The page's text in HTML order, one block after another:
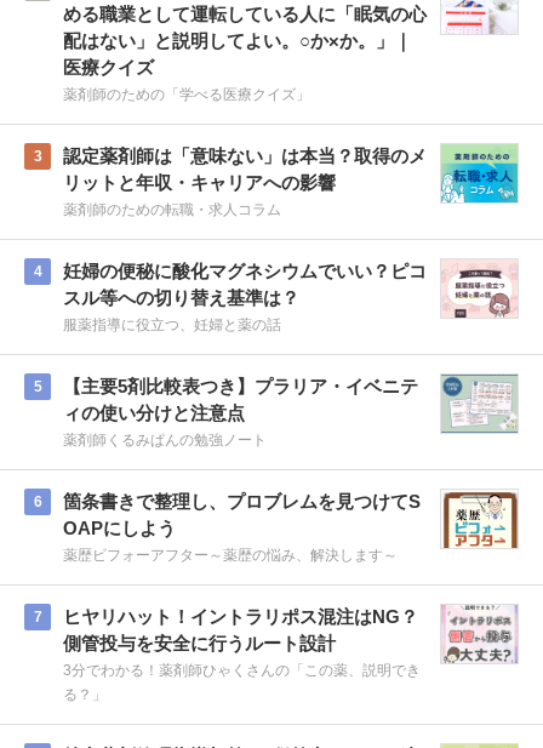
める職業として運転している人に「眠気の心
配はない」と説明してよい。○か×か。」｜
医療クイズ
薬剤師のための「学べる医療クイズ」
3
認定薬剤師は「意味ない」は本当？取得のメ
リットと年収・キャリアへの影響
薬剤師のための転職・求人コラム
4
妊婦の便秘に酸化マグネシウムでいい？ピコ
スル等への切り替え基準は？
服薬指導に役立つ、妊婦と薬の話
5
【主要5剤比較表つき】プラリア・イベニテ
ィの使い分けと注意点
薬剤師くるみぱんの勉強ノート
6
箇条書きで整理し、プロブレムを見つけてS
OAPにしよう
薬歴ビフォーアフター～薬歴の悩み、解決します～
7
ヒヤリハット！イントラリポス混注はNG？
側管投与を安全に行うルート設計
3分でわかる！薬剤師ひゃくさんの「この薬、説明でき
る？」